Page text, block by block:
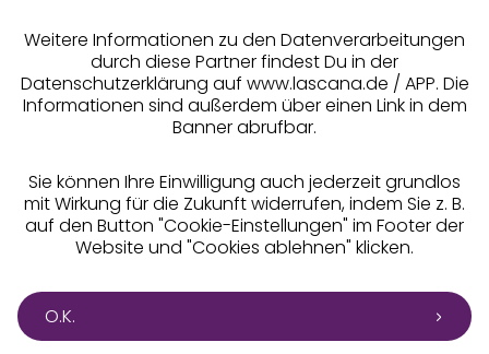
Weitere Informationen zu den Datenverarbeitungen
durch diese Partner findest Du in der
Datenschutzerklärung auf www.lascana.de / APP. Die
Informationen sind außerdem über einen Link in dem
Banner abrufbar.
Sie können Ihre Einwilligung auch jederzeit grundlos
mit Wirkung für die Zukunft widerrufen, indem Sie z. B.
auf den Button "Cookie-Einstellungen" im Footer der
Website und "Cookies ablehnen" klicken.
O.K.